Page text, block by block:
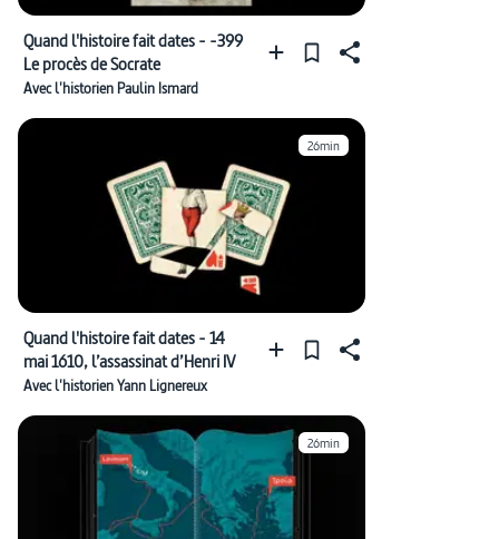
Quand l'histoire fait dates - -399
Le procès de Socrate
Avec l'historien Paulin Ismard
26min
Quand l'histoire fait dates - 14
mai 1610, l’assassinat d’Henri IV
Avec l'historien Yann Lignereux
26min